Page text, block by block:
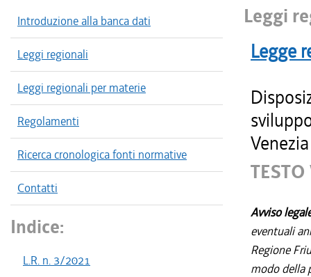
Introduzione alla banca dati
Leggi regionali
Leggi regionali per materie
Regolamenti
Ricerca cronologica fonti normative
Contatti
Indice:
L.R. n. 3/2021
Leggi
Legge
Avviso
eventuali
Regione
modo della